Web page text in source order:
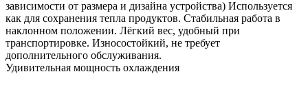
зависимости от размера и дизайна устройства) Используется
как для сохранения тепла продуктов. Стабильная работа в
наклонном положении. Лёгкий вес, удобный при
транспортировке. Износостойкий, не требует
дополнительного обслуживания.
Удивительная мощность охлаждения